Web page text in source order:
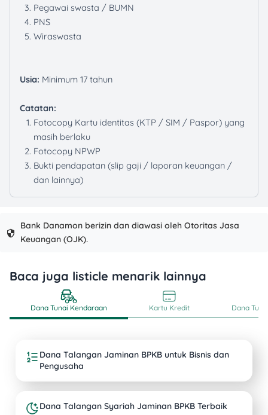
Pegawai swasta / BUMN
PNS
Wiraswasta
Usia: Minimum 17 tahun
Catatan:
Fotocopy Kartu identitas (KTP / SIM / Paspor) yang
masih berlaku
Fotocopy NPWP
Bukti pendapatan (slip gaji / laporan keuangan /
dan lainnya)
Bank Danamon berizin dan diawasi oleh Otoritas Jasa
Keuangan (OJK).
Baca juga listicle menarik lainnya
Dana Tunai Kendaraan Kartu Kredit Dana
Dana Talangan Jaminan BPKB untuk Bisnis dan
Pengusaha
Dana Talangan Syariah Jaminan BPKB Terbaik